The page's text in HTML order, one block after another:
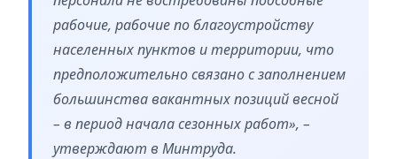
рабочие, рабочие по благоустройству
населенных пунктов и территории, что
предположительно связано с заполнением
большинства вакантных позиций весной
– в период начала сезонных работ», –
утверждают в Минтруда.